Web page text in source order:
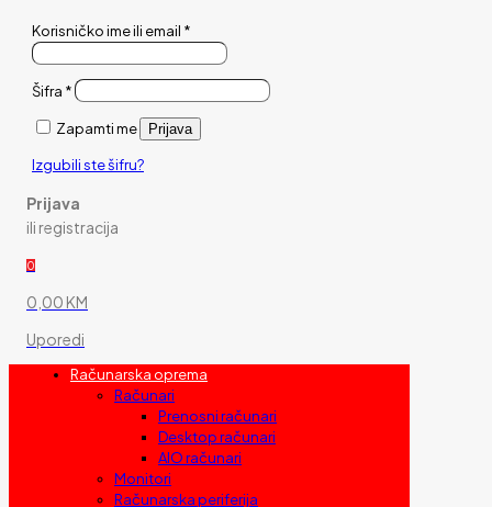
Korisničko ime ili email *
Šifra *
Zapamti me Prijava
Izgubili ste šifru?
Prijava
ili registracija
0
0,00 KM
Uporedi
Računarska oprema
Računari
Prenosni računari
Desktop računari
AIO računari
Monitori
Računarska periferija